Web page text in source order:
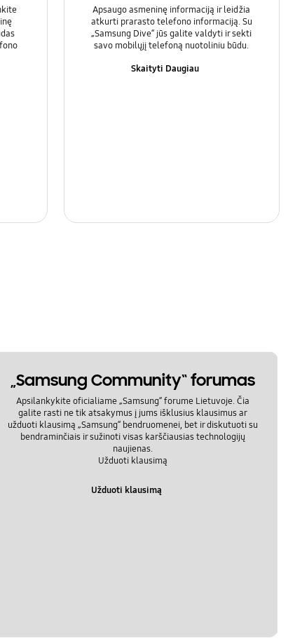
Apsaugo asmeninę informaciją ir leidžia
atkurti prarasto telefono informaciją. Su
„Samsung Dive“ jūs galite valdyti ir sekti
savo mobilųjį telefoną nuotoliniu būdu.
Skaityti Daugiau
„Samsung Community“ forumas
Apsilankykite oficialiame „Samsung“ forume Lietuvoje. Čia
galite rasti ne tik atsakymus į jums išklusius klausimus ar
užduoti klausimą „Samsung“ bendruomenei, bet ir diskutuoti su
bendraminčiais ir sužinoti visas karščiausias technologijų
naujienas.
Užduoti klausimą
Užduoti klausimą